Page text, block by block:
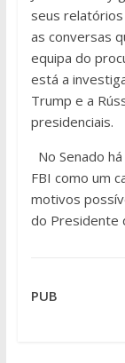
seus
as conversas
equipa do
está a
Trump e a
presidenciais.
No Senado
FBI como um
motivos
do Presidente
PUB